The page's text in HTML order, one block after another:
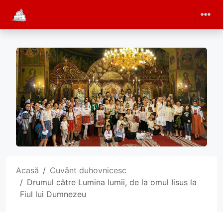
Acasă
Cuvânt duhovnicesc
Drumul către Lumina lumii, de la omul Iisus la
Fiul lui Dumnezeu